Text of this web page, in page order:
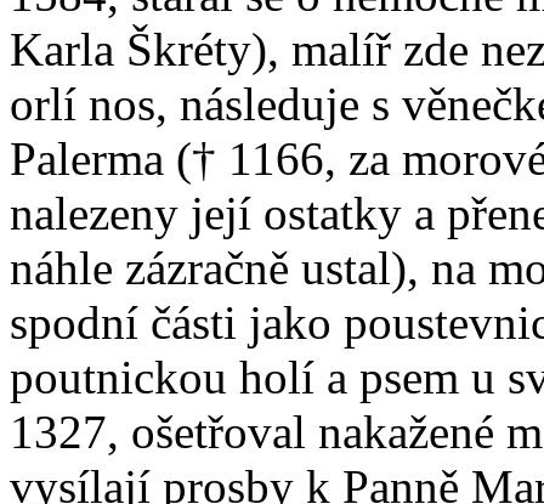
Karla Škréty), malíř zde
orlí nos, následuje s
Palerma († 1166, za
nalezeny její ostatky a
náhle zázračně ustal), na
spodní části jako
poutnickou holí a psem u
1327, ošetřoval nakažené
vysílají prosby k Panně